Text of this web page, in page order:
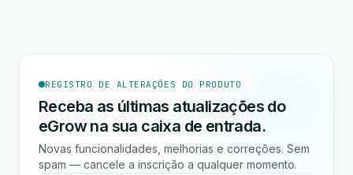
REGISTRO DE ALTERAÇÕES DO PRODUTO
Receba as últimas atualizações do
eGrow na sua caixa de entrada.
Novas funcionalidades, melhorias e correções. Sem
spam — cancele a inscrição a qualquer momento.